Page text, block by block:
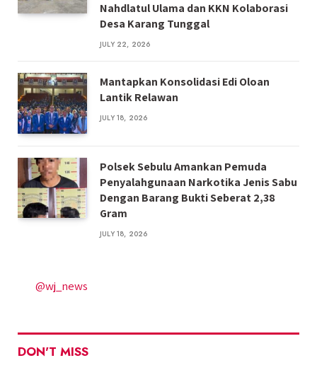
Nahdlatul Ulama dan KKN Kolaborasi
Desa Karang Tunggal
JULY 22, 2026
Mantapkan Konsolidasi Edi Oloan
Lantik Relawan
JULY 18, 2026
Polsek Sebulu Amankan Pemuda
Penyalahgunaan Narkotika Jenis Sabu
Dengan Barang Bukti Seberat 2,38
Gram
JULY 18, 2026
@wj_news
DON'T MISS